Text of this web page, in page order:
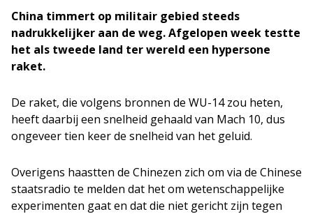
China timmert op militair gebied steeds
nadrukkelijker aan de weg. Afgelopen week testte
het als tweede land ter wereld een hypersone
raket.
De raket, die volgens bronnen de WU-14 zou heten,
heeft daarbij een snelheid gehaald van Mach 10, dus
ongeveer tien keer de snelheid van het geluid.
Overigens haastten de Chinezen zich om via de Chinese
staatsradio te melden dat het om wetenschappelijke
experimenten gaat en dat die niet gericht zijn tegen